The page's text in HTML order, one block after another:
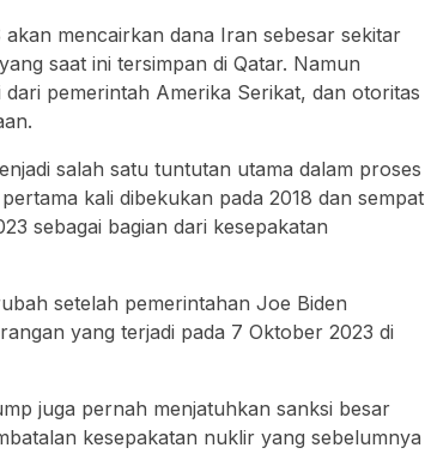
mencairkan dana Iran sebesar sekitar
saat ini tersimpan di Qatar. Namun
pemerintah Amerika Serikat, dan otoritas
salah satu tuntutan utama dalam proses
kali dibekukan pada 2018 dan sempat
sebagai bagian dari kesepakatan
setelah pemerintahan Joe Biden
yang terjadi pada 7 Oktober 2023 di
juga pernah menjatuhkan sanksi besar
kesepakatan nuklir yang sebelumnya